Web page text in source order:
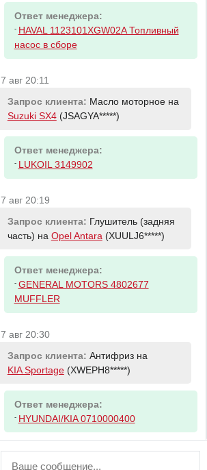
Ответ менеджера:
- HAVAL 1123101XGW02A Топливный
насос в сборе
7 авг 20:11
Запрос клиента: Масло моторное на
Suzuki SX4(JSAGYA*****)
Ответ менеджера:
- LUKOIL 3149902
7 авг 20:19
Запрос клиента: Глушитель (задняя
часть) на Opel Antara (XUULJ6*****)
Ответ менеджера:
- GENERAL MOTORS 4802677
MUFFLER
7 авг 20:30
Запрос клиента: Антифриз на
KIA Sportage(XWEPH8*****)
Ответ менеджера:
- HYUNDAI/KIA 0710000400
ВНИМАНИЕ!